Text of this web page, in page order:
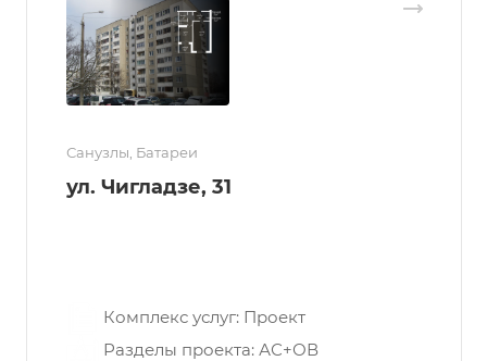
Санузлы, Батареи
ул. Чигладзе, 31
Комплекс услуг: Проект
Разделы проекта: АС+ОВ